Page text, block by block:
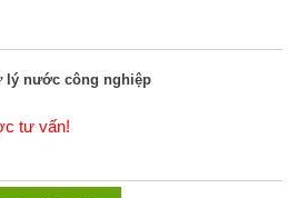
lý nước công nghiệp
tư vấn!